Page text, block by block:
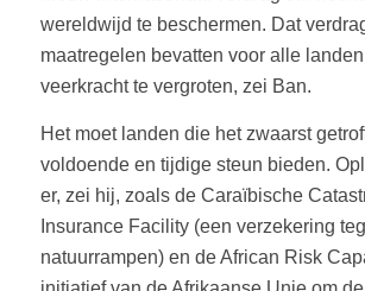
wereldwijd te beschermen. Dat
maatregelen bevatten voor alle
veerkracht te vergroten, zei Ban.
Het moet landen die het zwaarst
voldoende en tijdige steun bieden.
er, zei hij, zoals de Caraïbische
Insurance Facility (een verzekering
natuurrampen) en de African Risk